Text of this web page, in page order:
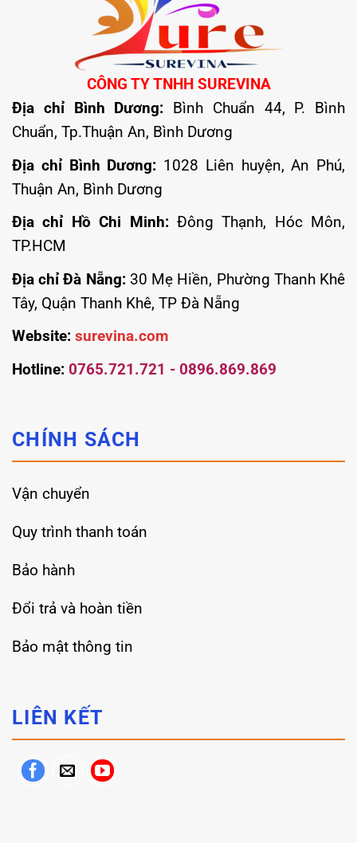
CÔNG TY TNHH SUREVINA
Địa chỉ Bình Dương: Bình Chuẩn 44, P. Bình
Chuẩn, Tp.Thuận An, Bình Dương
Địa chỉ Bình Dương: 1028 Liên huyện, An Phú,
Thuận An, Bình Dương
Địa chỉ Hồ Chi Minh:Đông Thạnh, Hóc Môn,
TP.HCM
Địa chỉ Đà Nẵng:30 Mẹ Hiền, Phường Thanh Khê
Tây, Quận Thanh Khê, TP Đà Nẵng
Website: surevina.com
Hotline: 0765.721.721 - 0896.869.869
CHÍNH SÁCH
Vận chuyển
Quy trình thanh toán
Bảo hành
Đổi trả và hoàn tiền
Bảo mật thông tin
LIÊN KẾT